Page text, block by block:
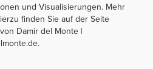
und Visualisierungen. Mehr
finden Sie auf der Seite
Damir del Monte |